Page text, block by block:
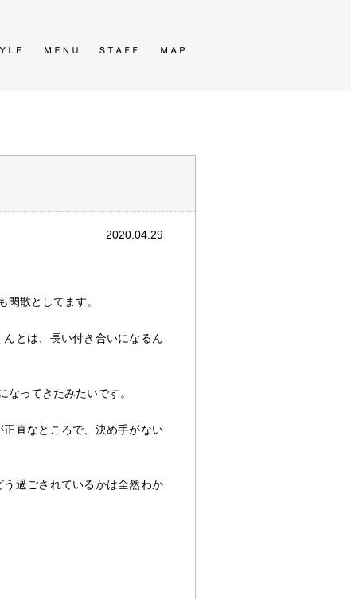
2020.04.29
散としてます。
とは、長い付き合いになるん
ってきたみたいです。
直なところで、決め手がない
過ごされているかは全然わか